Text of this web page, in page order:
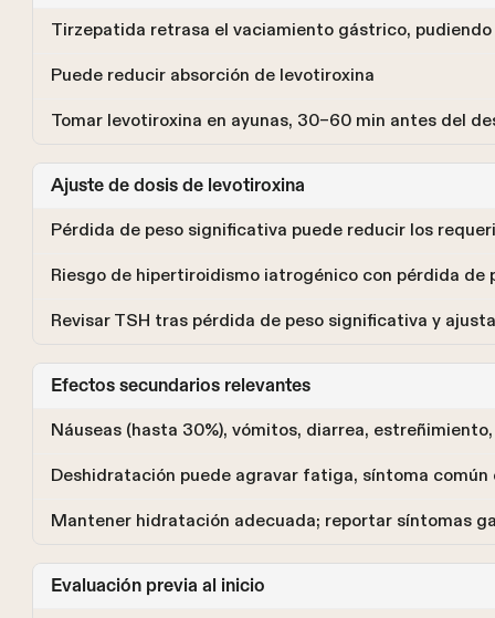
Tirzepatida retrasa el vaciamiento gástrico,
Puede reducir absorción de levotiroxina
Tomar levotiroxina en ayunas, 30–60 min antes del
Ajuste de dosis de levotiroxina
Pérdida de peso significativa puede reducir los
Riesgo de hipertiroidismo iatrogénico con pérdida de
Revisar TSH tras pérdida de peso significativa y
Efectos secundarios relevantes
Náuseas (hasta 30%), vómitos, diarrea,
Deshidratación puede agravar fatiga, síntoma común
Mantener hidratación adecuada; reportar síntomas
Evaluación previa al inicio